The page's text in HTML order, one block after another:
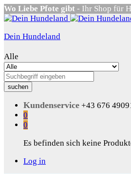
Wo Liebe Pfote gibt - Ihr Shop für
Dein Hundeland
Alle
suchen
Kundenservice +43 676
0
0
Es befinden sich keine
Log in